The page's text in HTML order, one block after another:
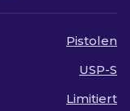
Pistolen
USP-S
Limitiert